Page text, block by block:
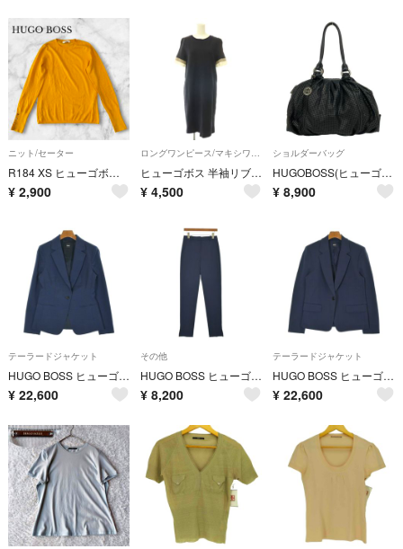
ニット/セーター
R184 XS ヒューゴボス ストレッチ メタルボタン セーター レディース
¥ 2,900
ヒューゴボス 半袖リブワンピース ロング 配色 M 紺 ネイビー モカブラウン
¥ 4,500
ショルダーバッグ
HUGOBOSS(ヒューゴボス) ショルダーバッグ - 黒 パンチング レザー
¥ 8,900
テーラードジャケット
HUGO BOSS ヒューゴボス テーラードジャケット M 紺 【古着】【中古】【送料無料】
¥ 22,600
その他
HUGO BOSS ヒューゴボス スラックス S 紺 【古着】【中古】【送料無料】
¥ 8,200
テーラードジャケット
HUGO BOSS ヒューゴボス テーラードジャケット M 紺 【古着】【中古】【送料無料】
¥ 22,600